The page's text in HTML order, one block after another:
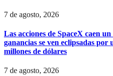
7 de agosto, 2026
Las acciones de SpaceX caen
ganancias se ven eclipsadas por
millones de dólares
7 de agosto, 2026